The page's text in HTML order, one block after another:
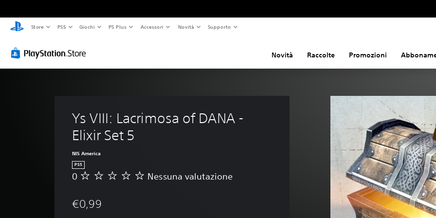
Store PS5 Giochi PS Plus Accessori Novità Supporto
Novità Raccolte Promozioni
Ys VIII: Lacrimosa of DANA -
Elixir Set 5
NIS America
PS5
N
s
0 Nessuna valutazione
€0,99